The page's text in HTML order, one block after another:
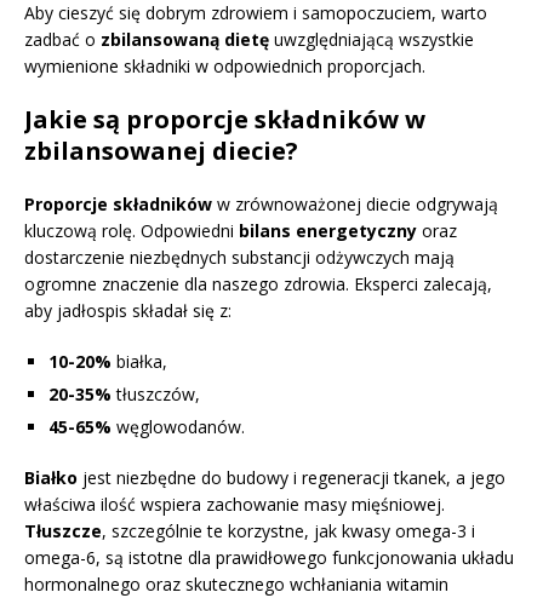
Aby cieszyć się dobrym zdrowiem i samopoczuciem, warto
zadbać o zbilansowaną dietę uwzględniającą wszystkie
wymienione składniki w odpowiednich proporcjach.
Jakie są proporcje składników w
zbilansowanej diecie?
Proporcje składników w zrównoważonej diecie odgrywają
kluczową rolę. Odpowiedni bilans energetyczny oraz
dostarczenie niezbędnych substancji odżywczych mają
ogromne znaczenie dla naszego zdrowia. Eksperci zalecają,
aby jadłospis składał się z:
10-20% białka,
20-35% tłuszczów,
45-65% węglowodanów.
Białko jest niezbędne do budowy i regeneracji tkanek, a jego
właściwa ilość wspiera zachowanie masy mięśniowej.
Tłuszcze, szczególnie te korzystne, jak kwasy omega-3 i
omega-6, są istotne dla prawidłowego funkcjonowania układu
hormonalnego oraz skutecznego wchłaniania witamin